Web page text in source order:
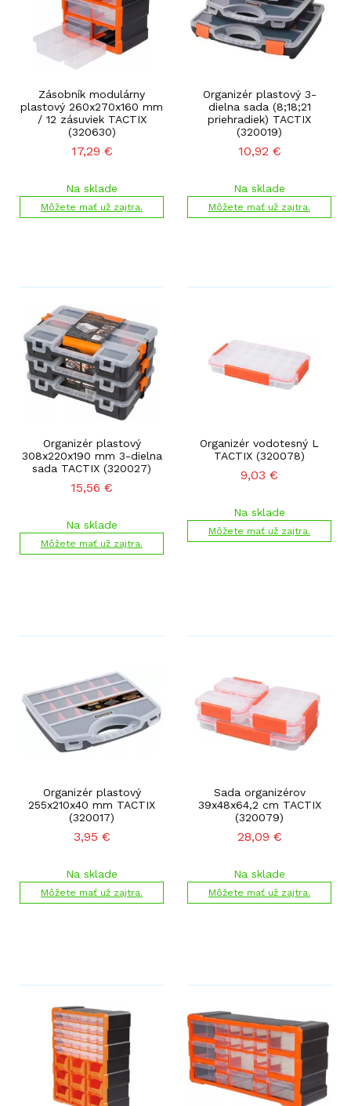
Zásobník modulárny
plastový 260x270x160 mm
/ 12 zásuviek TACTIX
(320630)
17,29 €
Na sklade
Môžete mať už zajtra.
Organizér plastový 3-
dielna sada (8;18;21
priehradiek) TACTIX
(320019)
10,92 €
Na sklade
Môžete mať už zajtra.
Organizér plastový
308x220x190 mm 3-dielna
sada TACTIX (320027)
15,56 €
Na sklade
Môžete mať už zajtra.
Organizér vodotesný L
TACTIX (320078)
9,03 €
Na sklade
Môžete mať už zajtra.
Organizér plastový
255x210x40 mm TACTIX
(320017)
3,95 €
Na sklade
Môžete mať už zajtra.
Sada organizérov
39x48x64,2 cm TACTIX
(320079)
28,09 €
Na sklade
Môžete mať už zajtra.